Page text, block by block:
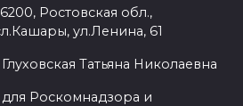
Ростовская обл.,
ул.Ленина, 61
Татьяна Николаевна
Роскомнадзора и